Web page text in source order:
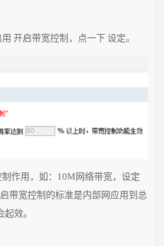
开启带宽控制，点一下 设定。
作用，如：10M网络带宽，设定
带宽控制的标准是内部网应用到总
效。